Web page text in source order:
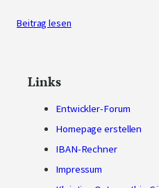
Beitrag lesen
Links
Entwickler-Forum
Homepage erstellen
IBAN-Rechner
Impressum